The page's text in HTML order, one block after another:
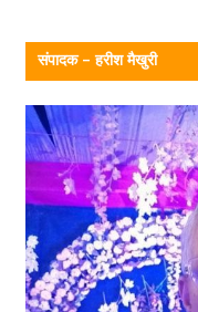
संपादक – हरीश मैखुरी